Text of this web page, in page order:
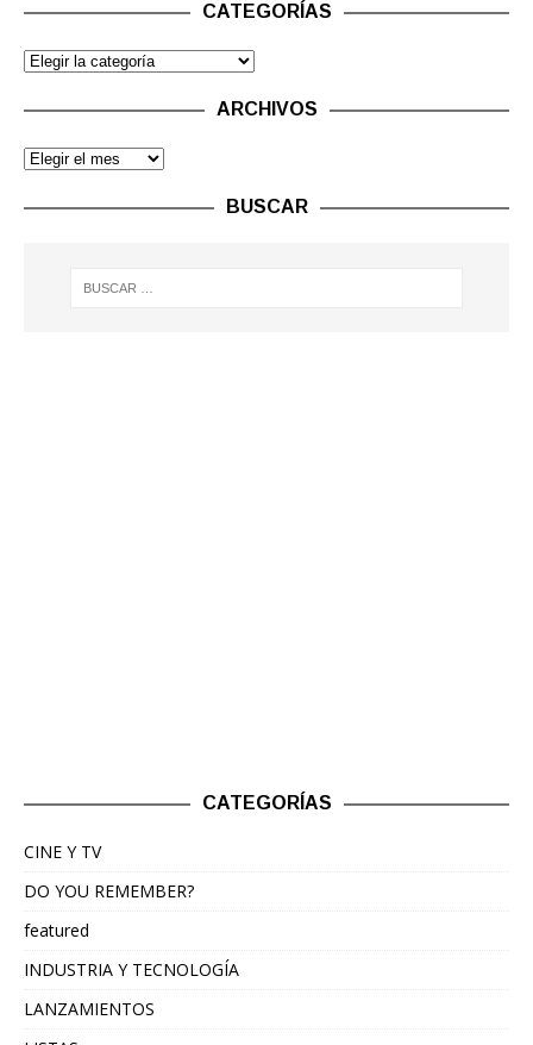
CATEGORÍAS
ARCHIVOS
BUSCAR
CATEGORÍAS
CINE Y TV
DO YOU REMEMBER?
featured
INDUSTRIA Y TECNOLOGÍA
LANZAMIENTOS